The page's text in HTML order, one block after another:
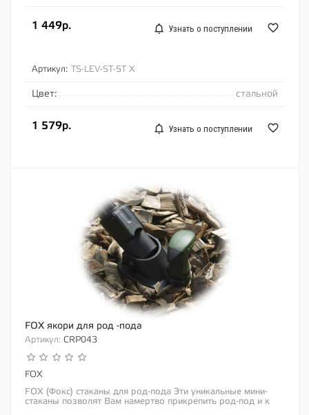
1 449р. Узнать о поступлении
Артикул: TS-LEV-ST-ST X
Цвет: стальной
1 579р. Узнать о поступлении
FOX якори для род -пода
Артикул: CRP043
FOX
FOX (Фокс) стаканы для род-пода Эти уникальные мини-
стаканы позволят Вам намертво прикрепить род-под и к